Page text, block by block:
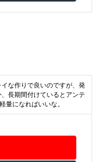
な作りで良いのですが、発
長期間付けているとアンテ
量になればいいな。